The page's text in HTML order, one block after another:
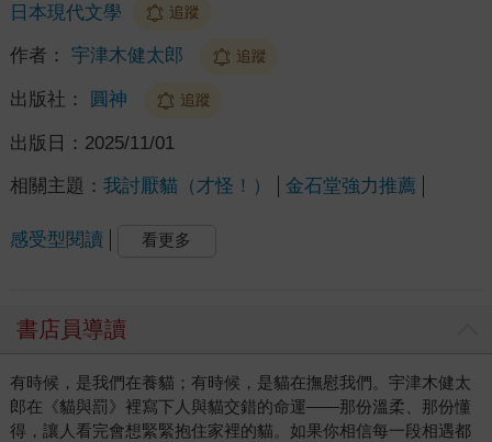
日本現代文學
追蹤
作者： 宇津木健太郎 追蹤
出版社： 圓神 追蹤
出版日： 2025/11/01
相關主題： 我討厭貓（才怪！） 金石堂強力推薦
感受型閱讀 看更多
書店員導讀
有時候，是我們在養貓；有時候，是貓在撫慰我們。宇津木健太
郎在《貓與罰》裡寫下人與貓交錯的命運——那份溫柔、那份懂
得，讓人看完會想緊緊抱住家裡的貓。如果你相信每一段相遇都